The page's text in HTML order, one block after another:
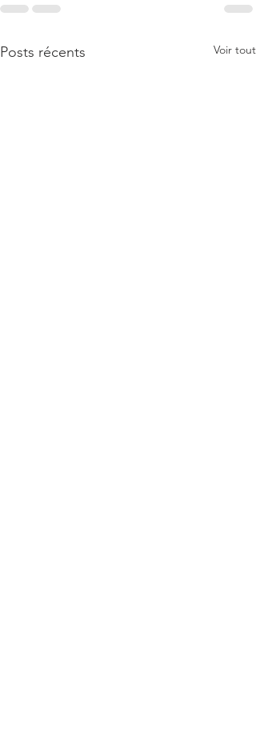
Posts récents Voir tout